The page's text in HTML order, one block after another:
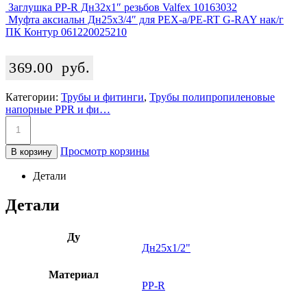
Заглушка PP-R Дн32х1″ резьбов Valfex 10163032
Муфта аксиальн Дн25х3/4″ для PEX-а/PE-RT G-RAY нак/г
ПК Контур 061220025210
369.00 руб.
Категории: Трубы и фитинги, Трубы полипропиленовые
напорные PPR и фи…
В корзину Просмотр корзины
Детали
Детали
Ду
Дн25х1/2"
Материал
PP-R